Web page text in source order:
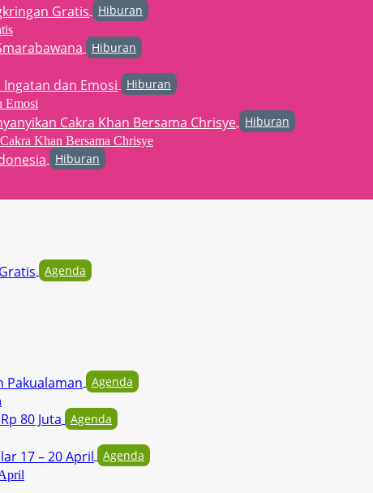
Hiburan
Hiburan
Hiburan
Emosi
Hiburan
Khan Bersama Chrisye
Hiburan
Agenda
Agenda
Agenda
Agenda